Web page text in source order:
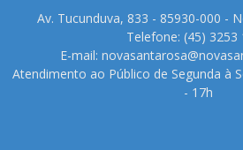
Av. Tucunduva, 833 - 85930-000 -
Telefone: (45) 3253
E-mail:
Atendimento ao Público de Segunda à
- 17h